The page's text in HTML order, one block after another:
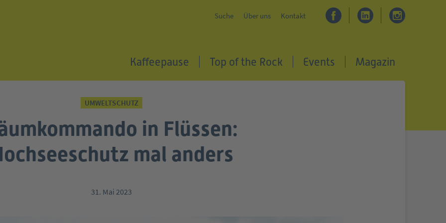
Suche Über uns Kontakt
Kaffeepause Top of the Rock Events Magazin
UMWELTSCHUTZ
in Flüssen:
mal anders
31. Mai 2023